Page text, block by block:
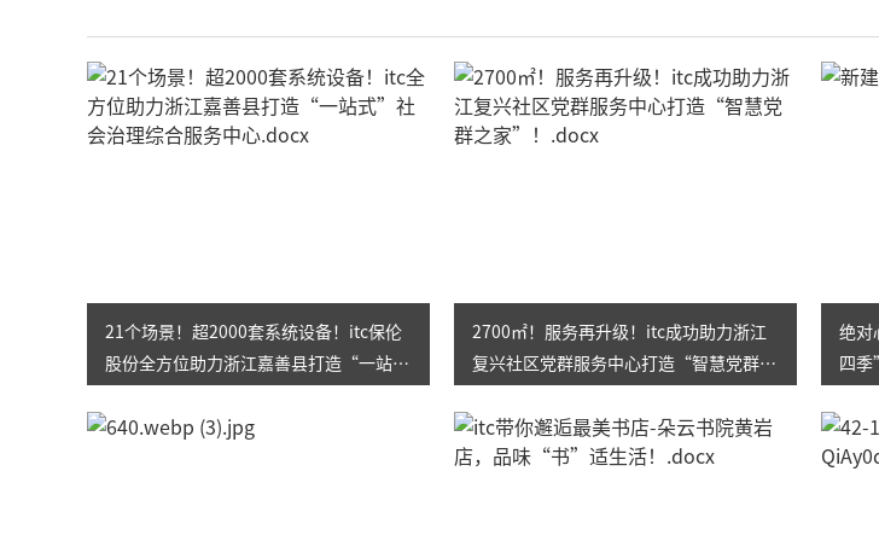
数字化会议设备
同声传译系列
AI智慧录播系统
庭审录播
智能AI会议纪要系列
21个场景！超2000套系统设备！itc保伦
股份全方位助力浙江嘉善县打造“一站
2700㎡！服务再升级！itc成功助力浙江
复兴社区党群服务中心打造“智慧党群之
绝对
四季